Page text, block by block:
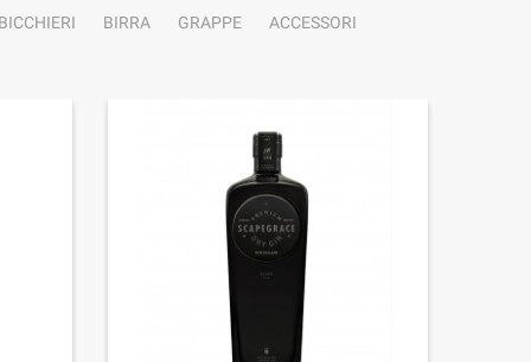
BICCHIERI BIRRA GRAPPE
ACCESSORI